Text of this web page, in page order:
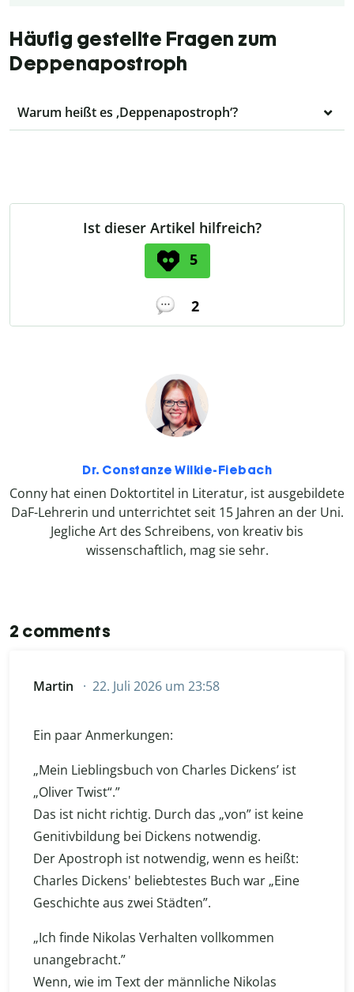
Häufig gestellte Fragen zum
Deppenapostroph
Warum heißt es ‚Deppenapostroph‘?
Ist dieser Artikel hilfreich?
5
2
Dr. Constanze Wilkie-Fiebach
Conny hat einen Doktortitel in Literatur, ist ausgebildete
DaF-Lehrerin und unterrichtet seit 15 Jahren an der Uni.
Jegliche Art des Schreibens, von kreativ bis
wissenschaftlich, mag sie sehr.
2 comments
Martin 22. Juli 2026 um 23:58
Ein paar Anmerkungen:
„Mein Lieblingsbuch von Charles Dickens’ ist
„Oliver Twist“.”
Das ist nicht richtig. Durch das „von” ist keine
Genitivbildung bei Dickens notwendig.
Der Apostroph ist notwendig, wenn es heißt:
Charles Dickens' beliebtestes Buch war „Eine
Geschichte aus zwei Städten”.
„Ich finde Nikolas Verhalten vollkommen
unangebracht.”
Wenn, wie im Text der männliche Nikolas